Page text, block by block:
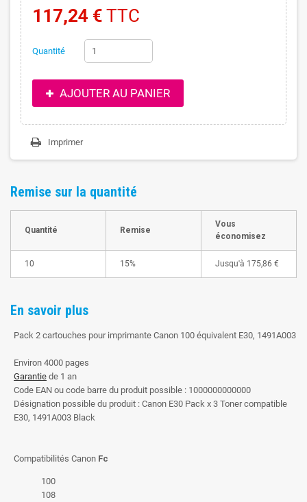
117,24 € TTC
Quantité
AJOUTER AU PANIER
Imprimer
Remise sur la quantité
Quantité Remise
Vous
économisez
10 15% Jusqu'à 175,86 €
En savoir plus
Pack 2 cartouches pour imprimante Canon 100 équivalent E30, 1491A003
Environ 4000 pages
Garantie de 1 an
Code EAN ou code barre du produit possible : 1000000000000
Désignation possible du produit : Canon E30 Pack x 3 Toner compatible
E30, 1491A003 Black
Compatibilités Canon Fc
100
108